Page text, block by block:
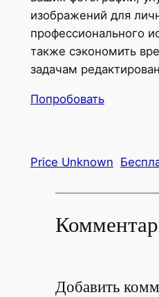
изображений для
профессионального
также сэкономить
задачам
Попробовать
Price Unknown
Добавить